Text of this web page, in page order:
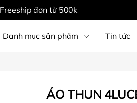
Freeship đơn từ 500k
Danh mục sản phẩm Tin tức
ÁO THUN